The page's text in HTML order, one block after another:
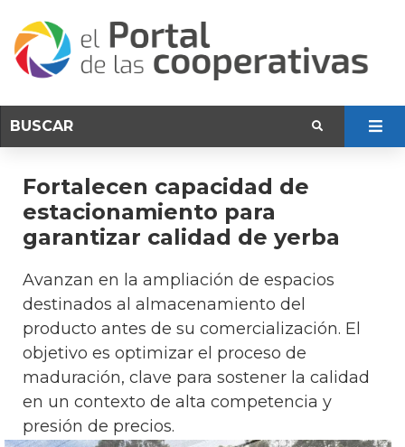
Fortalecen capacidad de
estacionamiento para
garantizar calidad de yerba
Avanzan en la ampliación de espacios
destinados al almacenamiento del
producto antes de su comercialización. El
objetivo es optimizar el proceso de
maduración, clave para sostener la calidad
en un contexto de alta competencia y
presión de precios.